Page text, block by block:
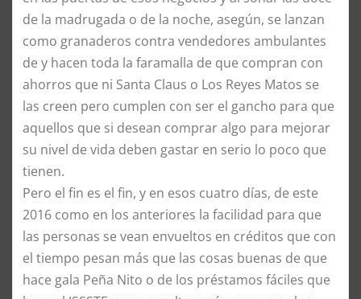
de la madrugada o de la noche, asegún, se lanzan
como granaderos contra vendedores ambulantes
de y hacen toda la faramalla de que compran con
ahorros que ni Santa Claus o Los Reyes Matos se
las creen pero cumplen con ser el gancho para que
aquellos que si desean comprar algo para mejorar
su nivel de vida deben gastar en serio lo poco que
tienen.
Pero el fin es el fin, y en esos cuatro días, de este
2016 como en los anteriores la facilidad para que
las personas se vean envueltos en créditos que con
el tiempo pesan más que las cosas buenas de que
hace gala Peña Nito o de los préstamos fáciles que